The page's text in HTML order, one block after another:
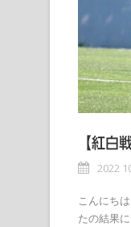
【紅白戦
2022
こんにち
たの結果